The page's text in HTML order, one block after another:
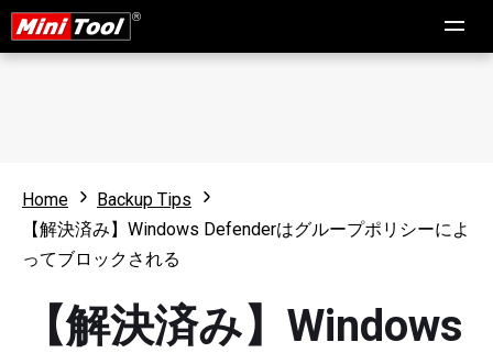
Home
Backup Tips
【解決済み】Windows Defenderはグループポリシーによ
ってブロックされる
【解決済み】Windows